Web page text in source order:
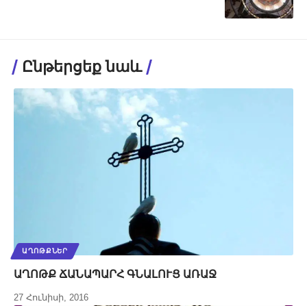
Ընթերցեք նաև
ԱՂՈԹՔՆԵՐ
ԱՂՈԹՔ ՃԱՆԱՊԱՐՀ ԳՆԱԼՈՒՑ ԱՌԱՋ
27 Հունիսի, 2016